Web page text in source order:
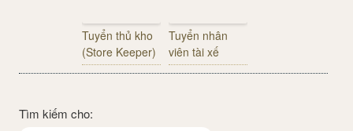
Tuyển thủ kho
(Store Keeper)
Tuyển nhân
viên tài xế
Tìm kiếm cho: